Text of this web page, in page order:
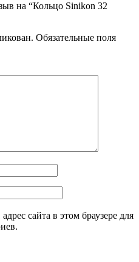
на “Кольцо Sinikon 32
Обязательные поля
сайта в этом браузере для